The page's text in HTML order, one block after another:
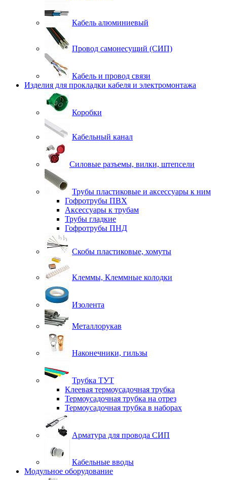
Кабель алюминиевый
Провод самонесущий (СИП)
Кабель и провод связи
Изделия для прокладки кабеля и электромонтажа
Коробки
Кабельный канал
Силовые разъемы, вилки, штепсели
Трубы пластиковые и аксессуары к ним
Гофротрубы ПВХ
Аксессуары к трубам
Трубы гладкие
Гофротрубы ПНД
Скобы пластиковые, хомуты
Клеммы, Клеммные колодки
Изолента
Металлорукав
Наконечники, гильзы
Трубка ТУТ
Клеевая термоусадочная трубка
Термоусадочная трубка на отрез
Термоусадочная трубка в наборах
Арматура для провода СИП
Кабельные вводы
Модульное оборудование